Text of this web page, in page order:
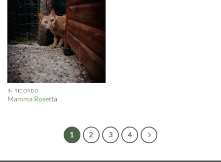
IN RICORDO
Mamma Rosetta
1 2 3 4